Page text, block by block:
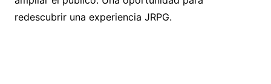
redescubrir una experiencia JRPG.